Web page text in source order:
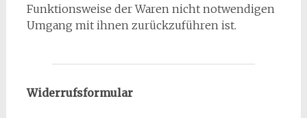
Funktionsweise der Waren nicht notwendigen
Umgang mit ihnen zurückzuführen ist.
Widerrufsformular